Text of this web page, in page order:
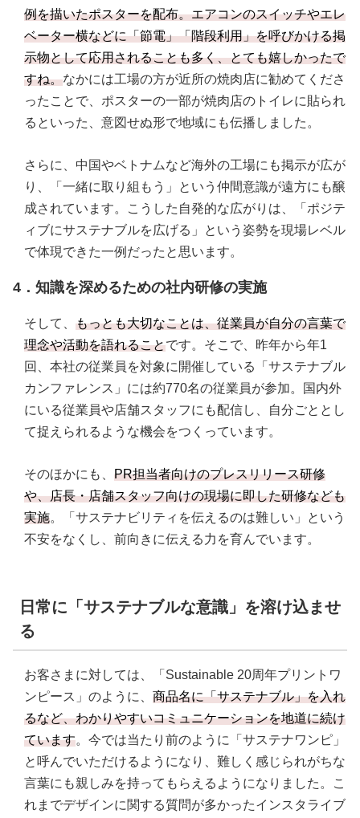
例を描いたポスターを配布。エアコンのスイッチやエレ
ベーター横などに「節電」「階段利用」を呼びかける掲
示物として応用されることも多く、とても嬉しかったで
すね。なかには工場の方が近所の焼肉店に勧めてくださ
ったことで、ポスターの一部が焼肉店のトイレに貼られ
るといった、意図せぬ形で地域にも伝播しました。
さらに、中国やベトナムなど海外の工場にも掲示が広が
り、「一緒に取り組もう」という仲間意識が遠方にも醸
成されています。こうした自発的な広がりは、「ポジテ
ィブにサステナブルを広げる」という姿勢を現場レベル
で体現できた一例だったと思います。
4．知識を深めるための社内研修の実施
そして、 もっとも大切なことは、従業員が自分の言葉で
理念や活動を語れることです。そこで、昨年から年1
回、本社の従業員を対象に開催している「サステナブル
カンファレンス」には約770名の従業員が参加。国内外
にいる従業員や店舗スタッフにも配信し、自分ごととし
て捉えられるような機会をつくっています。
そのほかにも、 PR担当者向けのプレスリリース研修
や、店長・店舗スタッフ向けの現場に即した研修なども
実施。「サステナビリティを伝えるのは難しい」という
不安をなくし、前向きに伝える力を育んでいます。
日常に「サステナブルな意識」を溶け込ませ
る
お客さまに対しては、「Sustainable 20周年プリントワ
ンピース」のように、 商品名に「サステナブル」を入れ
るなど、わかりやすいコミュニケーションを地道に続け
ています。今では当たり前のように「サステナワンピ」
と呼んでいただけるようになり、難しく感じられがちな
言葉にも親しみを持ってもらえるようになりました。こ
れまでデザインに関する質問が多かったインスタライブ